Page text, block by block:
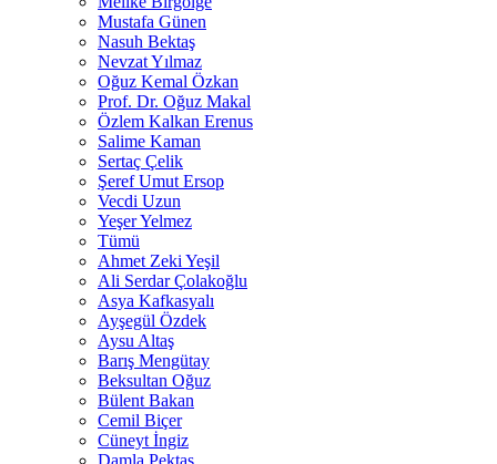
Mustafa Günen
Nasuh Bektaş
Nevzat Yılmaz
Oğuz Kemal Özkan
Prof. Dr. Oğuz Makal
Özlem Kalkan Erenus
Salime Kaman
Sertaç Çelik
Şeref Umut Ersop
Vecdi Uzun
Yeşer Yelmez
Tümü
Ahmet Zeki Yeşil
Ali Serdar Çolakoğlu
Asya Kafkasyalı
Ayşegül Özdek
Aysu Altaş
Barış Mengütay
Beksultan Oğuz
Bülent Bakan
Cemil Biçer
Cüneyt İngiz
Damla Pektaş